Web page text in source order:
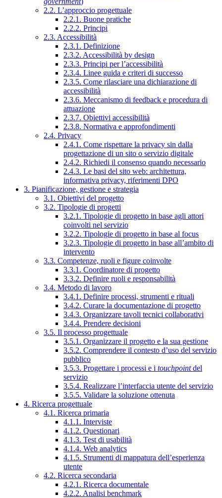
2.2. L’approccio progettuale
2.2.1. Buone pratiche
2.2.2. Principi
2.3. Accessibilità
2.3.1. Definizione
2.3.2. Accessibilità by design
2.3.3. Principi per l’accessibilità
2.3.4. Linee guida e criteri di successo
2.3.5. Come rilasciare una dichiarazione di
accessibilità
2.3.6. Meccanismo di feedback e procedura di
attuazione
2.3.7. Obiettivi accessibilità
2.3.8. Normativa e approfondimenti
2.4. Privacy
2.4.1. Come rispettare la privacy sin dalla
progettazione di un sito o servizio digitale
2.4.2. Richiedi il consenso quando necessario
2.4.3. Le basi del sito web: architettura,
informativa privacy, riferimenti DPO
3. Pianificazione, gestione e strategia
3.1. Obiettivi del progetto
3.2. Tipologie di progetti
3.2.1. Tipologie di progetto in base agli attori
coinvolti nel servizio
3.2.2. Tipologie di progetto in base al focus
3.2.3. Tipologie di progetto in base all’ambito di
intervento
3.3. Competenze, ruoli e figure coinvolte
3.3.1. Coordinatore di progetto
3.3.2. Definire ruoli e responsabilità
3.4. Metodo di lavoro
3.4.1. Definire processi, strumenti e rituali
3.4.2. Curare la documentazione di progetto
3.4.3. Organizzare tavoli tecnici collaborativi
3.4.4. Prendere decisioni
3.5. Il processo progettuale
3.5.1. Organizzare il progetto e la sua gestione
3.5.2. Comprendere il contesto d’uso del servizio
pubblico
3.5.3. Progettare i processi e i touchpointdel
servizio
3.5.4. Realizzare l’interfaccia utente del servizio
3.5.5. Validare la soluzione ottenuta
4. Ricerca progettuale
4.1. Ricerca primaria
4.1.1. Interviste
4.1.2. Questionari
4.1.3. Test di usabilità
4.1.4. Web analytics
4.1.5. Strumenti di mappatura dell’esperienza
utente
4.2. Ricerca secondaria
4.2.1. Ricerca documentale
4.2.2. Analisi benchmark